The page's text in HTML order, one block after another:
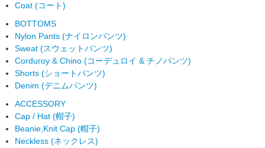
Coat (コート)
BOTTOMS
Nylon Pants (ナイロンパンツ)
Sweat (スウェットパンツ)
Corduroy & Chino (コーデュロイ & チノパンツ)
Shorts (ショートパンツ)
Denim (デニムパンツ)
ACCESSORY
Cap / Hat (帽子)
Beanie,Knit Cap (帽子)
Neckless (ネックレス)